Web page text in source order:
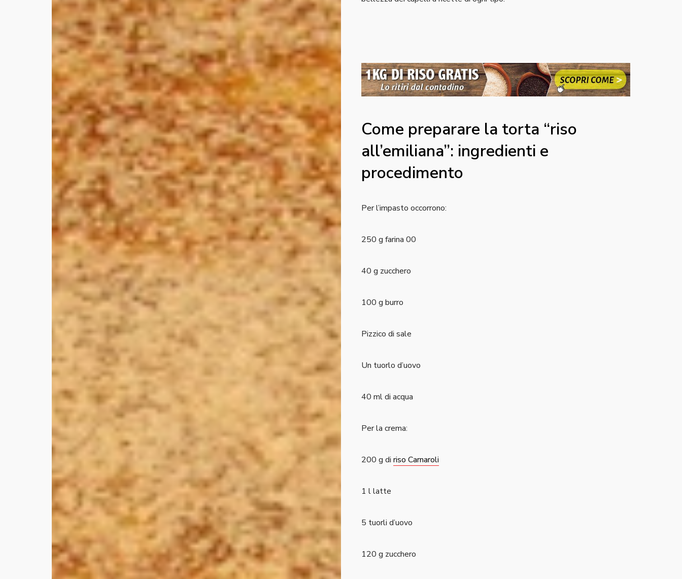
Come preparare la torta “riso
all’emiliana”: ingredienti e
procedimento
Per l’impasto occorrono:
250 g farina 00
40 g zucchero
100 g burro
Pizzico di sale
Un tuorlo d’uovo
40 ml di acqua
Per la crema:
200 g di riso Carnaroli
1 l latte
5 tuorli d’uovo
120 g zucchero